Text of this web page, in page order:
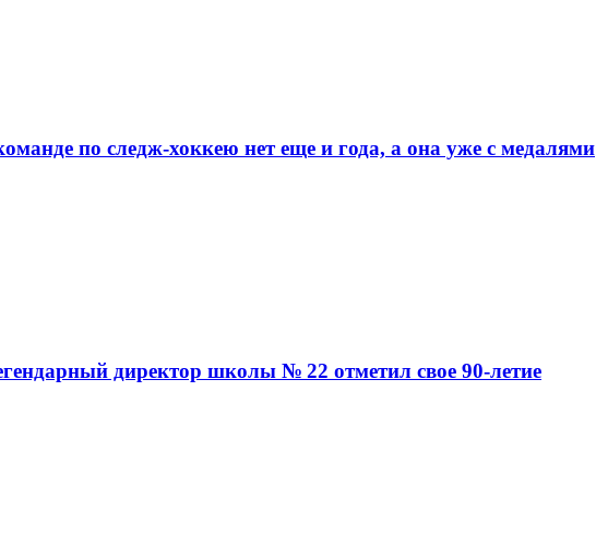
по следж-хоккею нет еще и года, а она уже с медалями
директор школы № 22 отметил свое 90-летие